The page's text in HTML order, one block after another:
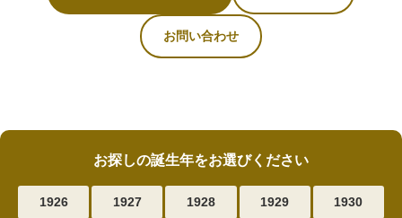
お問い合わせ
お探しの誕生年をお選びください
1926 1927 1928 1929 1930